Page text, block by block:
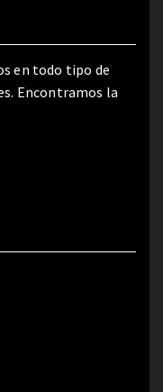
en todo tipo de
Encontramos la